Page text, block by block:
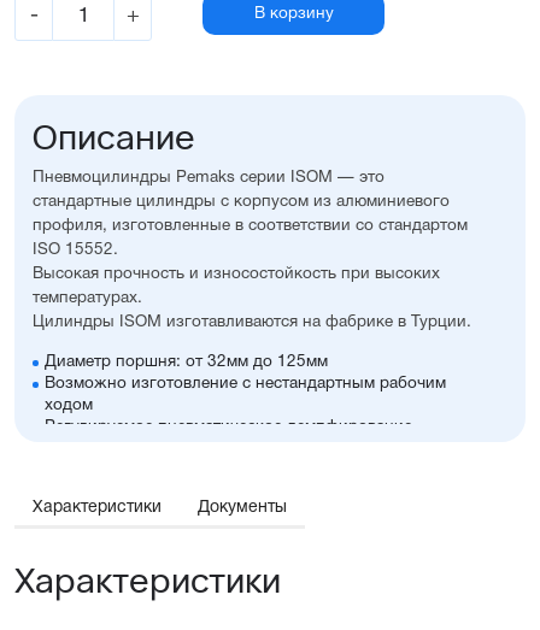
- + В корзину
Описание
Пневмоцилиндры Pemaks серии ISOM — это
стандартные цилиндры с корпусом из алюминиевого
профиля, изготовленные в соответствии со стандартом
ISO 15552.
Высокая прочность и износостойкость при высоких
температурах.
Цилиндры ISOM изготавливаются на фабрике в Турции.
Диаметр поршня: от 32мм до 125мм
Возможно изготовление с нестандартным рабочим
ходом
Регулируемое пневматическое демпфирование
Корпус из алюминия с элоксаловым покрытием,
Характеристики Документы
Характеристики